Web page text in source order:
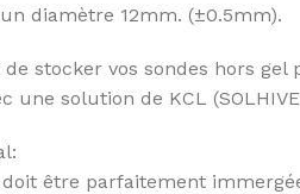
diamètre 12mm. (±0.5mm).
stocker vos sondes hors gel
une solution de KCL
être parfaitement